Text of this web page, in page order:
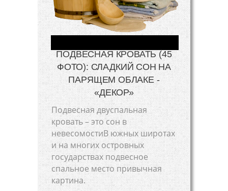
ПОДВЕСНАЯ КРОВАТЬ (45
ФОТО): СЛАДКИЙ СОН НА
ПАРЯЩЕМ ОБЛАКЕ -
«ДЕКОР»
Подвесная двуспальная
кровать – это сон в
невесомостиВ южных широтах
и на многих островных
государствах подвесное
спальное место привычная
картина.